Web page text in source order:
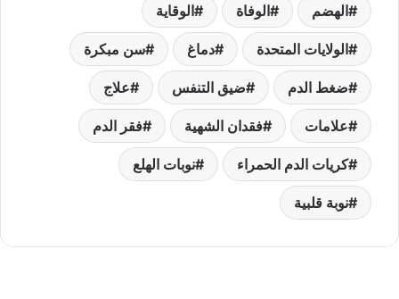
الهضم الوفاة الوقاية
الولايات المتحدة دماغ سن مبكرة
ضغط الدم ضيق التنفس علاج
علامات فقدان الشهية فقر الدم
كريات الدم الحمراء نوبات الهلع
نوبة قلبية